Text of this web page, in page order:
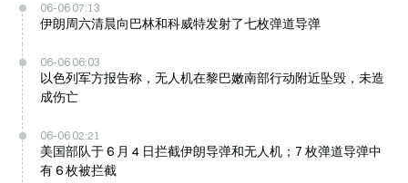
06-06 07:13
伊朗周六清晨向巴林和科威特发射了七枚弹道导弹
06-06 06:03
以色列军方报告称，无人机在黎巴嫩南部行动附近坠毁，未造
成伤亡
06-06 02:21
美国部队于 6 月 4 日拦截伊朗导弹和无人机；7 枚弹道导弹中
有 6 枚被拦截